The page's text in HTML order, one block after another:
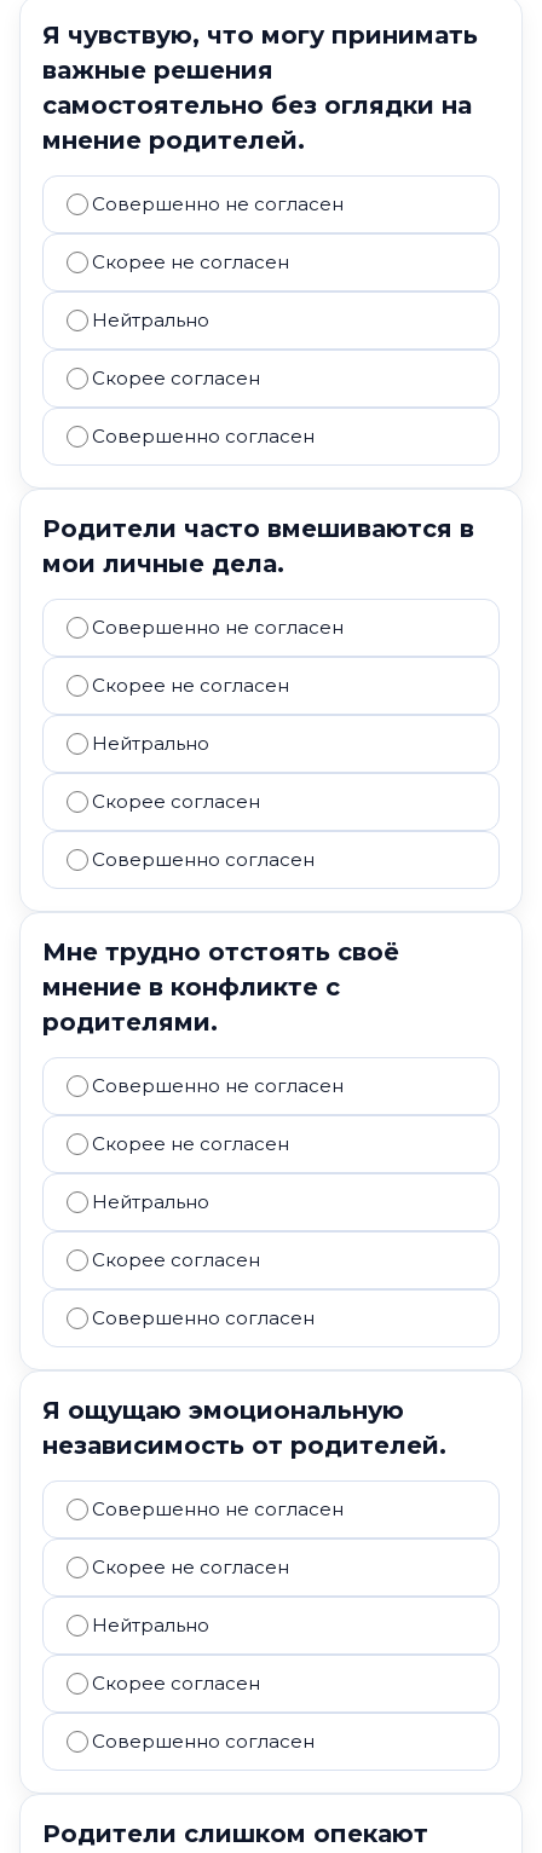
Я чувствую, что могу принимать
важные решения
самостоятельно без оглядки на
мнение родителей.
Совершенно не согласен
Скорее не согласен
Нейтрально
Скорее согласен
Совершенно согласен
Родители часто вмешиваются в
мои личные дела.
Совершенно не согласен
Скорее не согласен
Нейтрально
Скорее согласен
Совершенно согласен
Мне трудно отстоять своё
мнение в конфликте с
родителями.
Совершенно не согласен
Скорее не согласен
Нейтрально
Скорее согласен
Совершенно согласен
Я ощущаю эмоциональную
независимость от родителей.
Совершенно не согласен
Скорее не согласен
Нейтрально
Скорее согласен
Совершенно согласен
Родители слишком опекают